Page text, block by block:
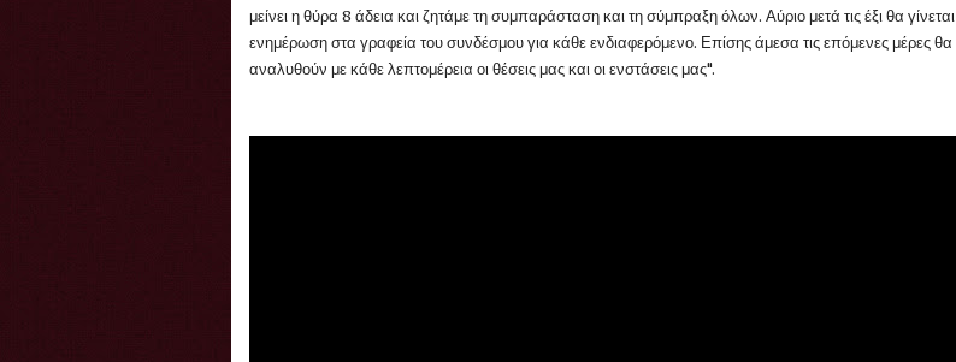
μείνει η θύρα 8 άδεια και ζητάμε τη συμπαράσταση και τη σύμπραξη όλων. Αύριο μετά τις έξι θα γίνεται
ενημέρωση στα γραφεία του συνδέσμου για κάθε ενδιαφερόμενο. Επίσης άμεσα τις επόμενες μέρες θα
αναλυθούν με κάθε λεπτομέρεια οι θέσεις μας και οι ενστάσεις μας".